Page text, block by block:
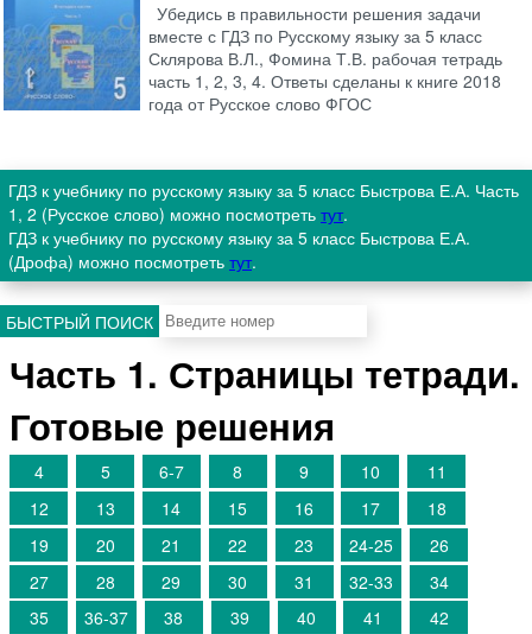
Убедись в правильности решения задачи
вместе с ГДЗ по Русскому языку за 5 класс
Склярова В.Л., Фомина Т.В. рабочая тетрадь
часть 1, 2, 3, 4. Ответы сделаны к книге 2018
года от Русское слово ФГОС
ГДЗ к учебнику по русскому языку за 5 класс Быстрова Е.А. Часть
1, 2 (Русское слово) можно посмотреть тут.
ГДЗ к учебнику по русскому языку за 5 класс Быстрова Е.А.
(Дрофа) можно посмотреть тут.
БЫСТРЫЙ ПОИСК
Часть 1. Страницы тетради.
Готовые решения
4 5 6-7 8 9 10
11
12
13 14 15 16 17
18
19
20 21 22 23 24-25
26
27
28 29 30 31 32-33
34
35
36-37 38 39 40 41
42